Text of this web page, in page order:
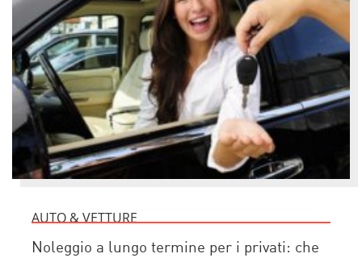
AUTO & VETTURE
Noleggio a lungo termine per i privati: che